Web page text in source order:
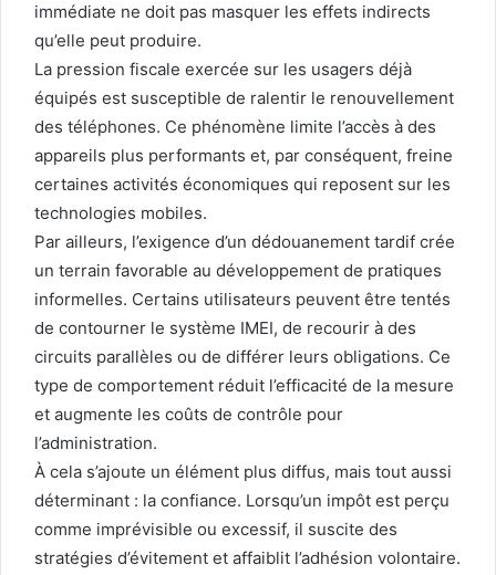
immédiate ne doit pas masquer les effets indirects
qu’elle peut produire.
La pression fiscale exercée sur les usagers déjà
équipés est susceptible de ralentir le renouvellement
des téléphones. Ce phénomène limite l’accès à des
appareils plus performants et, par conséquent, freine
certaines activités économiques qui reposent sur les
technologies mobiles.
Par ailleurs, l’exigence d’un dédouanement tardif crée
un terrain favorable au développement de pratiques
informelles. Certains utilisateurs peuvent être tentés
de contourner le système IMEI, de recourir à des
circuits parallèles ou de différer leurs obligations. Ce
type de comportement réduit l’efficacité de la mesure
et augmente les coûts de contrôle pour
l’administration.
À cela s’ajoute un élément plus diffus, mais tout aussi
déterminant : la confiance. Lorsqu’un impôt est perçu
comme imprévisible ou excessif, il suscite des
stratégies d’évitement et affaiblit l’adhésion volontaire.